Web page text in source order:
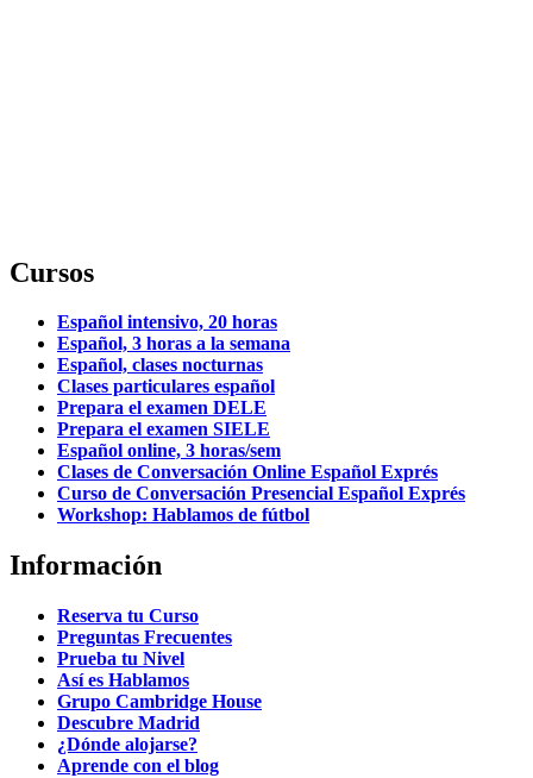
Cursos
Español intensivo, 20 horas
Español, 3 horas a la semana
Español, clases nocturnas
Clases particulares español
Prepara el examen DELE
Prepara el examen SIELE
Español online, 3 horas/sem
Clases de Conversación Online Español Exprés
Curso de Conversación Presencial Español Exprés
Workshop: Hablamos de fútbol
Información
Reserva tu Curso
Preguntas Frecuentes
Prueba tu Nivel
Así es Hablamos
Grupo Cambridge House
Descubre Madrid
¿Dónde alojarse?
Aprende con el blog